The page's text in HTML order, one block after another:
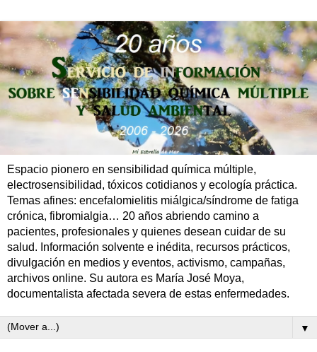
Espacio pionero en sensibilidad química múltiple,
electrosensibilidad, tóxicos cotidianos y ecología práctica.
Temas afines: encefalomielitis miálgica/síndrome de fatiga
crónica, fibromialgia… 20 años abriendo camino a
pacientes, profesionales y quienes desean cuidar de su
salud. Información solvente e inédita, recursos prácticos,
divulgación en medios y eventos, activismo, campañas,
archivos online. Su autora es María José Moya,
documentalista afectada severa de estas enfermedades.
▼